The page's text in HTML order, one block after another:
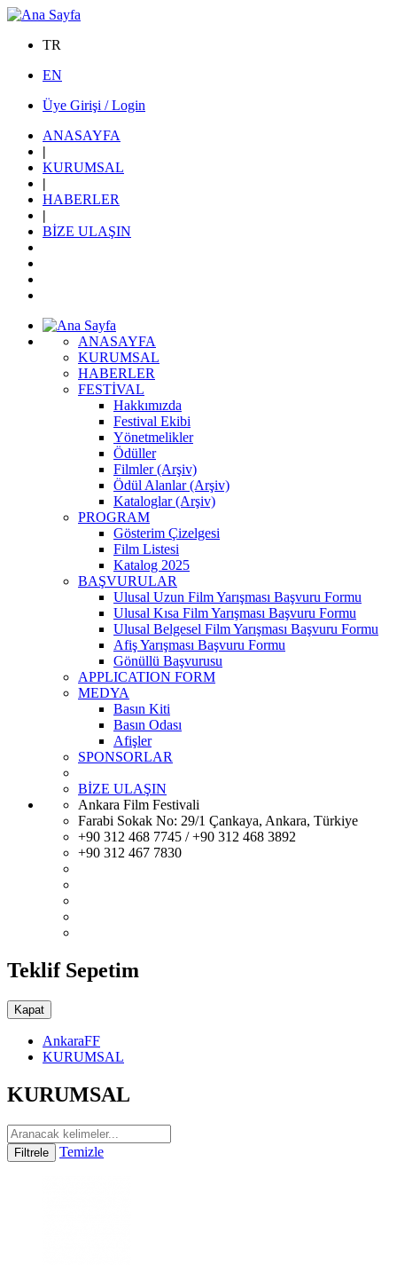
TR
EN
Üye Girişi / Login
ANASAYFA
|
KURUMSAL
|
HABERLER
|
BİZE ULAŞIN
ANASAYFA
KURUMSAL
HABERLER
FESTİVAL
Hakkımızda
Festival Ekibi
Yönetmelikler
Ödüller
Filmler (Arşiv)
Ödül Alanlar (Arşiv)
Kataloglar (Arşiv)
PROGRAM
Gösterim Çizelgesi
Film Listesi
Katalog 2025
BAŞVURULAR
Ulusal Uzun Film Yarışması Başvuru Formu
Ulusal Kısa Film Yarışması Başvuru Formu
Ulusal Belgesel Film Yarışması Başvuru Formu
Afiş Yarışması Başvuru Formu
Gönüllü Başvurusu
APPLICATION FORM
MEDYA
Basın Kiti
Basın Odası
Afişler
SPONSORLAR
BİZE ULAŞIN
Ankara Film Festivali
Farabi Sokak No: 29/1 Çankaya, Ankara, Türkiye
+90 312 468 7745 / +90 312 468 3892
+90 312 467 7830
Teklif Sepetim
Kapat
AnkaraFF
KURUMSAL
KURUMSAL
Filtrele Temizle